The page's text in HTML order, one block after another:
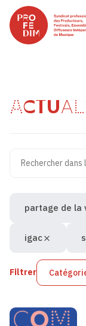
Recherche
Filtrer
partage de la
igac